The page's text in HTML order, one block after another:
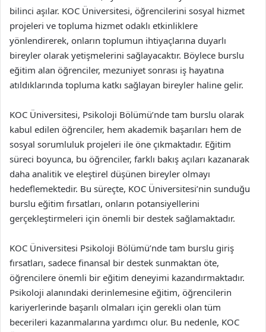
bilinci aşılar. KOC Üniversitesi, öğrencilerini sosyal hizmet
projeleri ve topluma hizmet odaklı etkinliklere
yönlendirerek, onların toplumun ihtiyaçlarına duyarlı
bireyler olarak yetişmelerini sağlayacaktır. Böylece burslu
eğitim alan öğrenciler, mezuniyet sonrası iş hayatına
atıldıklarında topluma katkı sağlayan bireyler haline gelir.
KOC Üniversitesi, Psikoloji Bölümü’nde tam burslu olarak
kabul edilen öğrenciler, hem akademik başarıları hem de
sosyal sorumluluk projeleri ile öne çıkmaktadır. Eğitim
süreci boyunca, bu öğrenciler, farklı bakış açıları kazanarak
daha analitik ve eleştirel düşünen bireyler olmayı
hedeflemektedir. Bu süreçte, KOC Üniversitesi’nin sunduğu
burslu eğitim fırsatları, onların potansiyellerini
gerçekleştirmeleri için önemli bir destek sağlamaktadır.
KOC Üniversitesi Psikoloji Bölümü’nde tam burslu giriş
fırsatları, sadece finansal bir destek sunmaktan öte,
öğrencilere önemli bir eğitim deneyimi kazandırmaktadır.
Psikoloji alanındaki derinlemesine eğitim, öğrencilerin
kariyerlerinde başarılı olmaları için gerekli olan tüm
becerileri kazanmalarına yardımcı olur. Bu nedenle, KOC